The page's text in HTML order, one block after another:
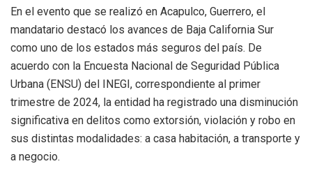
En el evento que se realizó en Acapulco, Guerrero, el
mandatario destacó los avances de Baja California Sur
como uno de los estados más seguros del país. De
acuerdo con la Encuesta Nacional de Seguridad Pública
Urbana (ENSU) del INEGI, correspondiente al primer
trimestre de 2024, la entidad ha registrado una disminución
significativa en delitos como extorsión, violación y robo en
sus distintas modalidades: a casa habitación, a transporte y
a negocio.